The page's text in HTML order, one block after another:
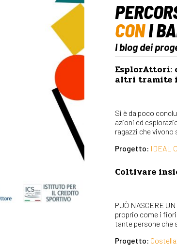
CONI
I blog dei
EsplorAttori:
altri tramite
Si è da poco
azioni ed
ragazzi che vivono
Progetto: IDEAL
Coltivare
PUÒ NASCERE
proprio come i
tante persone che
Progetto: